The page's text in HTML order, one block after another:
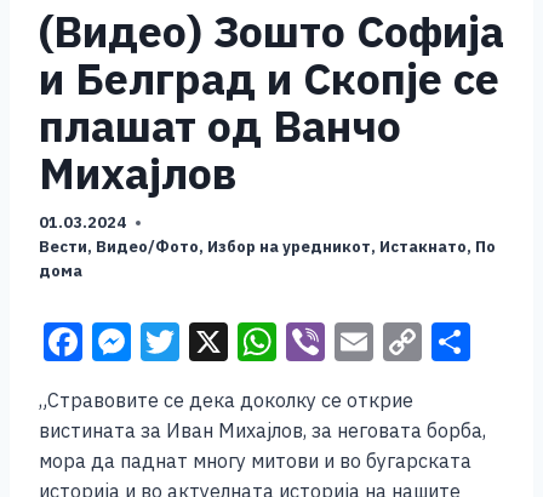
(Видео) Зошто Софија
и Белград и Скопје се
плашат од Ванчo
Михаjлов
01.03.2024
Вести, Видео/Фото, Избор на уредникот, Истакнато, По
дома
F
c
e
M
ss
e
T
tt
er
X W
at
s
Vi
er
E
ai
l
C
p
y
ar
e
„Стравовите се дека доколку се открие
вистината за Иван Михајлов, за неговата борба,
мора да паднат многу митови и во бугарската
историја и во актуелната историја на нашите